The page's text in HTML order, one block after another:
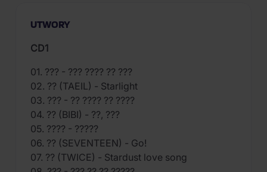
UTWORY
CD1
01. ??? - ??? ???? ?? ???
02. ?? (TAEIL) - Starlight
03. ??? - ?? ???? ?? ????
04. ?? (BIBI) - ??, ???
05. ???? - ?????
06. ?? (SEVENTEEN) - Go!
07. ?? (TWICE) - Stardust love song